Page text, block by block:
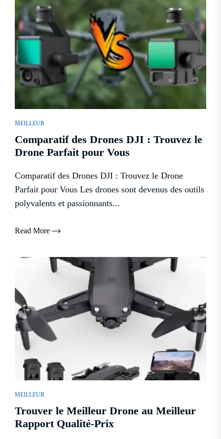
MEILLEUR
Comparatif des Drones DJI : Trouvez le
Drone Parfait pour Vous
Comparatif des Drones DJI : Trouvez le Drone
Parfait pour Vous Les drones sont devenus des outils
polyvalents et passionnants...
Read More
MEILLEUR
Trouver le Meilleur Drone au Meilleur
Rapport Qualité-Prix